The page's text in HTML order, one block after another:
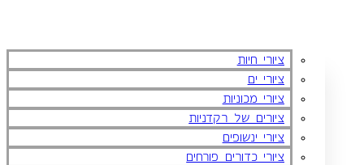
ציורי חיות
ציורי ים
ציורי מכוניות
ציורים של רקדניות
ציורי ינשופים
ציורי כדורים פורחים